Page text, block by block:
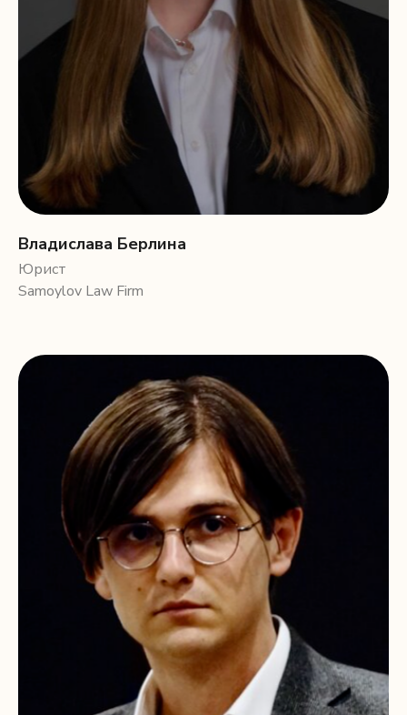
Владислава Берлина
Юрист
Samoylov Law Firm